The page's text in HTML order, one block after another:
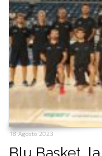
18 Agosto 2023